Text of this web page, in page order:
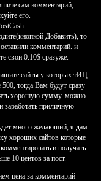
сам комментарий,
его.
Добавить), то
комментарий. и
свои 0.10$ сразуже.
сайты у которых тИЦ
тогда Вам будут сразу
хорошую сумму. можно
заработать приличную
много желающий, я дам
хороших сайтов которые
и получать
10 центов за пост.
цена за комментарий